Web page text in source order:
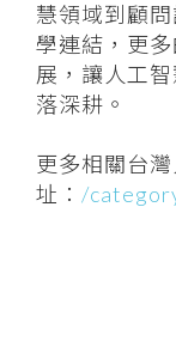
慧領域到顧
學連結，更
展，讓人工
落深耕。
更多相關台
址： /